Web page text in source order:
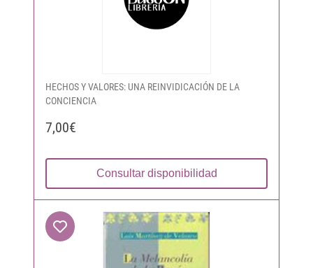
HECHOS Y VALORES: UNA REINVIDICACIÓN DE LA
CONCIENCIA
7,00€
Consultar disponibilidad